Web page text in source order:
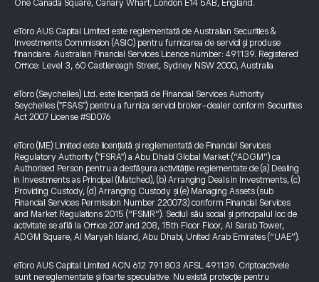
One Canada Square, Canary Wharf, London E14 5AB, England.
eToro AUS Capital Limited este reglementată de Australian Securities &
Investments Commission (ASIC) pentru furnizarea de servicii și produse
financiare. Australian Financial Services Licence number: 491139. Registered
Office: Level 3, 60 Castlereagh Street, Sydney NSW 2000, Australia
eToro (Seychelles) Ltd. este licențiată de Financial Services Authority
Seychelles ("FSAS") pentru a furniza servicii broker-dealer conform Securities
Act 2007 License #SD076
eToro (ME) Limited este licențiată și reglementată de Financial Services
Regulatory Authority ("FSRA") a Abu Dhabi Global Market (“ADGM”) ca
Authorised Person pentru a desfășura activitățile reglementate de (a) Dealing
in Investments as Principal (Matched), (b) Arranging Deals in Investments, (c)
Providing Custody, (d) Arranging Custody și (e) Managing Assets (sub
Financial Services Permission Number 220073) conform Financial Services
and Market Regulations 2015 (“FSMR”). Sediul său social și principalul loc de
activitate se află la Office 207 and 208, 15th Floor Floor, Al Sarab Tower,
ADGM Square, Al Maryah Island, Abu Dhabi, United Arab Emirates (“UAE”).
eToro AUS Capital Limited ACN 612 791 803 AFSL 491139. Criptoactivele
sunt nereglementate și foarte speculative. Nu există protecție pentru